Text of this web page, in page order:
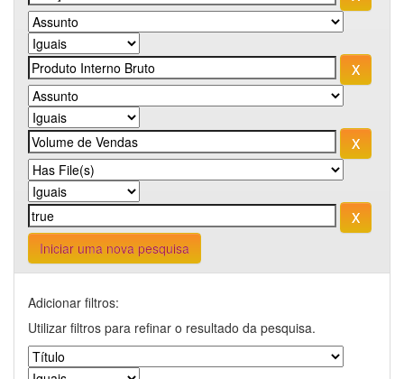
Iniciar uma nova pesquisa
Adicionar filtros:
Utilizar filtros para refinar o resultado da pesquisa.